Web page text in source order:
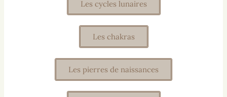
Les cycles lunaires
Les chakras
Les pierres de naissances